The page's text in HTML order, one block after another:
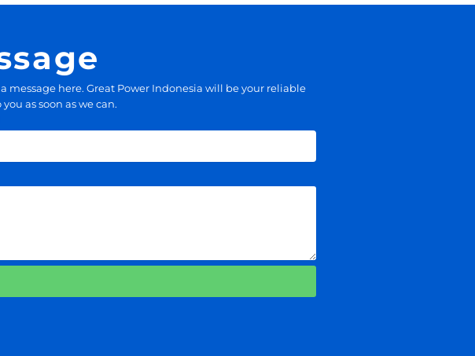
message here. Great Power Indonesia will be your reliable
as soon as we can.